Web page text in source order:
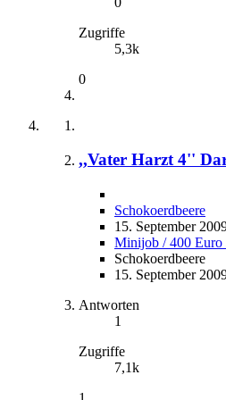
Zugriffe
5,3k
0
,,Vater Harzt 4''
Schokoerdbeere
15. September
Minijob / 400 Euro
Schokoerdbeere
15. September
Antworten
1
Zugriffe
7,1k